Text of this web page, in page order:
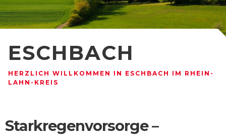
ESCHBACH
HERZLICH WILLKOMMEN IN ESCHBACH IM RHEIN-
LAHN-KREIS
Starkregenvorsorge –